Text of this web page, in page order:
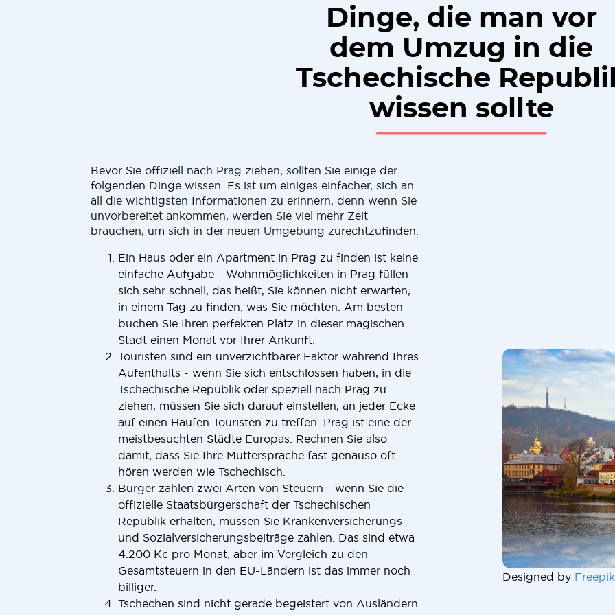
Dinge, die man vor
dem Umzug in die
Tschechische
wissen sollte
Bevor Sie offiziell nach Prag ziehen, sollten Sie einige der
folgenden Dinge wissen. Es ist um einiges einfacher, sich an
all die wichtigsten Informationen zu erinnern, denn wenn Sie
unvorbereitet ankommen, werden Sie viel mehr Zeit
brauchen, um sich in der neuen Umgebung zurechtzufinden.
Ein Haus oder ein Apartment in Prag zu finden ist keine
einfache Aufgabe - Wohnmöglichkeiten in Prag füllen
sich sehr schnell, das heißt, Sie können nicht erwarten,
in einem Tag zu finden, was Sie möchten. Am besten
buchen Sie Ihren perfekten Platz in dieser magischen
Stadt einen Monat vor Ihrer Ankunft.
Touristen sind ein unverzichtbarer Faktor während Ihres
Aufenthalts - wenn Sie sich entschlossen haben, in die
Tschechische Republik oder speziell nach Prag zu
ziehen, müssen Sie sich darauf einstellen, an jeder Ecke
auf einen Haufen Touristen zu treffen. Prag ist eine der
meistbesuchten Städte Europas. Rechnen Sie also
damit, dass Sie Ihre Muttersprache fast genauso oft
hören werden wie Tschechisch.
Bürger zahlen zwei Arten von Steuern - wenn Sie die
offizielle Staatsbürgerschaft der Tschechischen
Republik erhalten, müssen Sie Krankenversicherungs-
und Sozialversicherungsbeiträge zahlen. Das sind etwa
4.200 Kc pro Monat, aber im Vergleich zu den
Gesamtsteuern in den EU-Ländern ist das immer noch
billiger.
Tschechen sind nicht gerade begeistert von Ausländern
Designed by